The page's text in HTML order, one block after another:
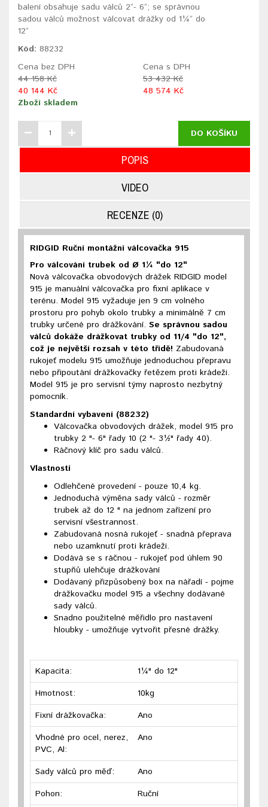
balení obsahuje sadu válců 2“- 6“; se správnou
sadou válců možnost válcovat drážky od 1¼“ do
12“
Kód: 88232
Cena bez DPH
44 158 Kč
40 144 Kč
Cena s DPH
53 432 Kč
48 574 Kč
Zboží skladem
DO KOŠÍKU
POPIS
VIDEO
RECENZE (0)
RIDGID Ruční montážní válcovačka 915
Pro válcování trubek od Ø 1¼ "do 12"
Nová válcovačka obvodových drážek RIDGID model
915 je manuální válcovačka pro fixní aplikace v
terénu. Model 915 vyžaduje jen 9 cm volného
prostoru pro pohyb okolo trubky a minimálně 7 cm
trubky určené pro drážkování. Se správnou sadou
válců dokáže drážkovat trubky od 11/4 "do 12",
což je největší rozsah v této třídě! Zabudovaná
rukojeť modelu 915 umožňuje jednoduchou přepravu
nebo připoutání drážkovačky řetězem proti krádeži.
Model 915 je pro servisní týmy naprosto nezbytný
pomocník.
Standardní vybavení (88232)
Válcovačka obvodových drážek, model 915 pro
trubky 2 "- 6" řady 10 (2 "- 3½" řady 40).
Ráčnový klíč pro sadu válců.
Vlastnosti
Odlehčené provedení - pouze 10,4 kg.
Jednoduchá výměna sady válců - rozměr
trubek až do 12 " na jednom zařízení pro
servisní všestrannost.
Zabudovaná nosná rukojeť - snadná přeprava
nebo uzamknutí proti krádeži.
Dodává se s ráčnou - rukojeť pod úhlem 90
stupňů ulehčuje drážkování
Dodávaný přizpůsobený box na nářadí - pojme
drážkovačku model 915 a všechny dodávané
sady válců.
Snadno použitelné měřidlo pro nastavení
hloubky - umožňuje vytvořit přesné drážky.
Kapacita:
1¼" do 12"
Hmotnost:
10kg
Fixní drážkovačka:
Ano
Vhodné pro ocel, nerez,
PVC, Al:
Ano
Sady válců pro měď:
Ano
Pohon:
Ruční